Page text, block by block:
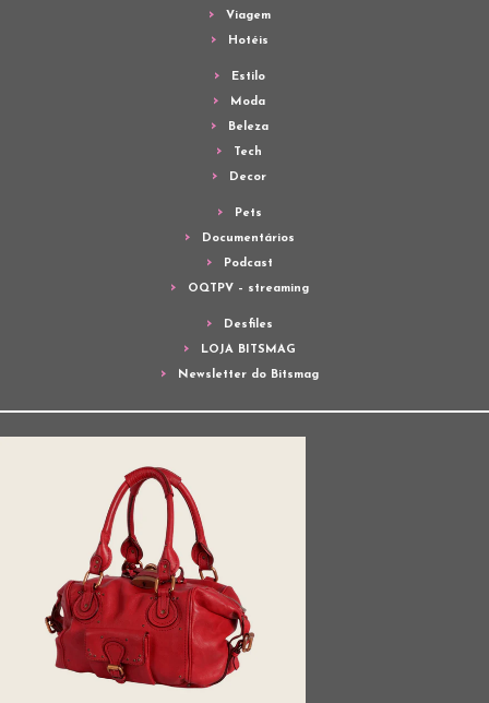
Viagem
Hotéis
Estilo
Moda
Beleza
Tech
Decor
Pets
Documentários
Podcast
OQTPV – streaming
Desfiles
LOJA BITSMAG
Newsletter do Bitsmag